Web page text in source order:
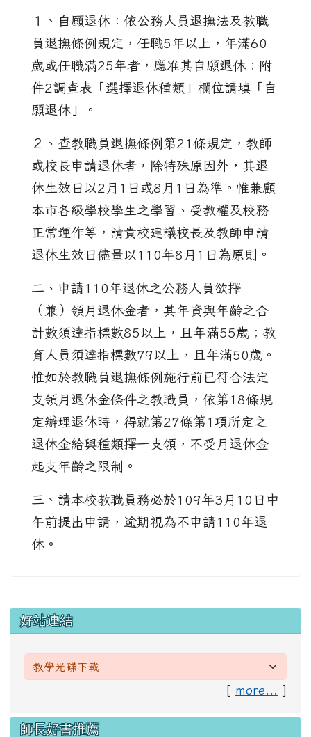
１、自願退休：依公務人員退撫法及教職
員退撫條例規定，任職5年以上，年滿60
歲或任職滿25年者，應准其自願退休；附
件2調查表「選擇退休種類」欄位請填「自
願退休」。
２、查教職員退撫條例第21條規定，教師
或校長申請退休者，除特殊原因外，其退
休生效日以2月1日或8月1日為準。惟兼顧
本市各級學校學生之學習、受教權及校務
正常運作等，請貴校建議校長及教師申請
退休生效日儘量以110年8月1日為原則。
二、申請110年退休之公務人員欲擇
（兼）領月退休金者，其年資與年齡之合
計數須達指標數85以上，且年滿55歲；教
育人員須達指標數79以上，且年滿50歲。
惟如於教職員退撫條例施行前已符合法定
支領月退休金條件之教職員，依第18條規
定辦理退休時，得就第27條第1項所定之
退休金給與種類擇一支領，不受月退休金
起支年齡之限制。
三、請本校教職員務必於109年3月10日中
午前提出申請，逾期視為不申請110年退
休。
左邊區域內容
好站連結
[ more... ]
右邊區域內容
師長好書推薦